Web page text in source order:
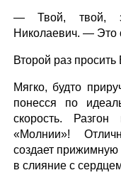
— Твой, твой,
Николаевич. — Это
Второй раз
Мягко, будто
понесся по
скорость.
«Молнии»!
создает
в слияние с